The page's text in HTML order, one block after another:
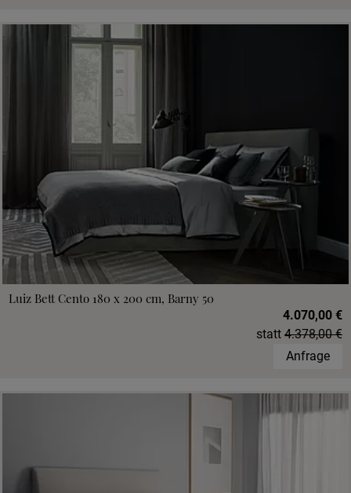
Luiz Bett Cento 180 x 200 cm, Barny 50
4.070,00 €
statt 4.378,00 €
Anfrage